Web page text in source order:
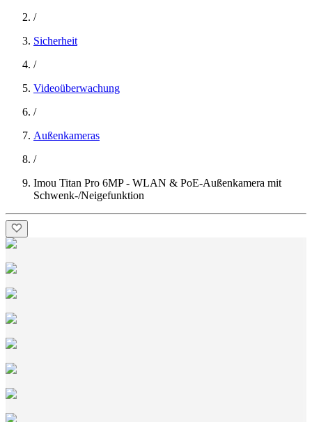
/
Sicherheit
/
Videoüberwachung
/
Außenkameras
/
Imou Titan Pro 6MP - WLAN & PoE-Außenkamera mit
Schwenk-/Neigefunktion